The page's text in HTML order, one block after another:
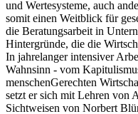
und Wertesysteme, auch
somit einen Weitblick für
die Beratungsarbeit in
Hintergründe, die die
In jahrelanger intensiver
Wahnsinn - vom
menschenGerechten
setzt er sich mit Lehren von
Sichtweisen von Norbert